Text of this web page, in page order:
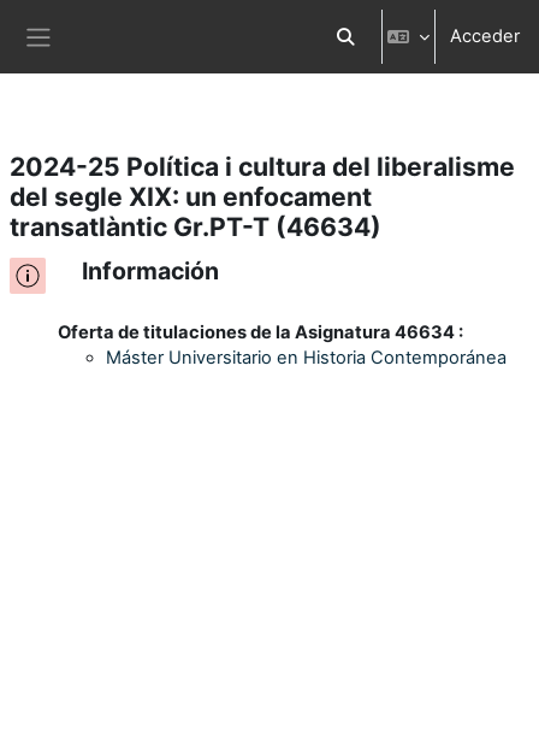
Salta al contenido principal Selector de búsqueda
Acceder
2024-25 Política i cultura del liberalisme
del segle XIX: un enfocament
transatlàntic Gr.PT-T (46634)
Información
Oferta de titulaciones de la Asignatura 46634 :
Máster Universitario en Historia Contemporánea